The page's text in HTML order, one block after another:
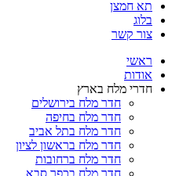
תא חמצן
בלוג
צור קשר
ראשי
אודות
חדרי מלח בארץ
חדר מלח בירושלים
חדר מלח בחיפה
חדר מלח בתל אביב
חדר מלח בראשון לציון
חדר מלח ברחובות
חדר מלח בכפר סבא